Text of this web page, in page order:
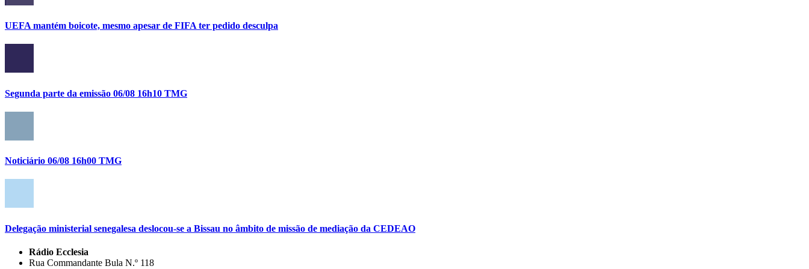
UEFA mantém boicote, mesmo apesar de FIFA ter pedido desculpa
Segunda parte da emissão 06/08 16h10 TMG
Noticiário 06/08 16h00 TMG
Delegação ministerial senegalesa deslocou-se a Bissau no âmbito de missão de mediação da CEDEAO
Rádio Ecclesia
Rua Commandante Bula N.º 118